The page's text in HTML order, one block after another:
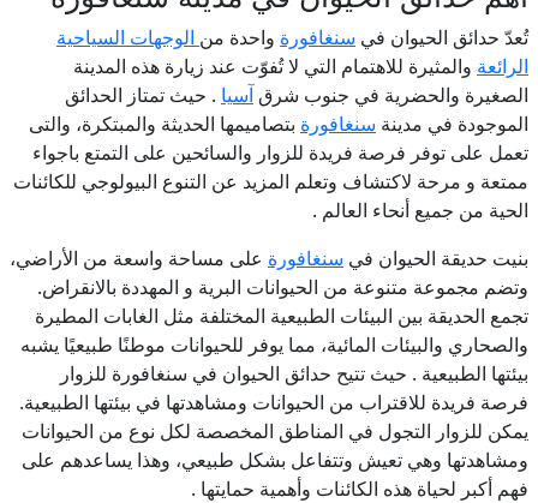
تُعدّ حدائق الحيوان في سنغافورة واحدة من الوجهات السياحية
الرائعة والمثيرة للاهتمام التي لا تُفوّت عند زيارة هذه المدينة
الصغيرة والحضرية في جنوب شرقآسيا . حيث تمتاز الحدائق
الموجودة في مدينة سنغافورة بتصاميمها الحديثة والمبتكرة، والتى
تعمل على توفر فرصة فريدة للزوار والسائحين على التمتع باجواء
ممتعة و مرحة لاكتشاف وتعلم المزيد عن التنوع البيولوجي للكائنات
الحية من جميع أنحاء العالم .
بنيت حديقة الحيوان في سنغافورة على مساحة واسعة من الأراضي،
وتضم مجموعة متنوعة من الحيوانات البرية و المهددة بالانقراض.
تجمع الحديقة بين البيئات الطبيعية المختلفة مثل الغابات المطيرة
والصحاري والبيئات المائية، مما يوفر للحيوانات موطنًا طبيعيًا يشبه
بيئتها الطبيعية . حيث تتيح حدائق الحيوان في سنغافورة للزوار
فرصة فريدة للاقتراب من الحيوانات ومشاهدتها في بيئتها الطبيعية.
يمكن للزوار التجول في المناطق المخصصة لكل نوع من الحيوانات
ومشاهدتها وهي تعيش وتتفاعل بشكل طبيعي، وهذا يساعدهم على
فهم أكبر لحياة هذه الكائنات وأهمية حمايتها .